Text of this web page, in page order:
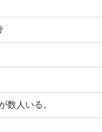
数人いる。